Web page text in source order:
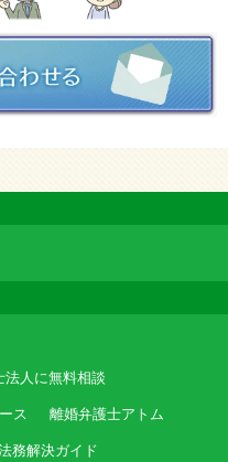
法人に無料相談
ス 離婚弁護士アトム
務解決ガイド